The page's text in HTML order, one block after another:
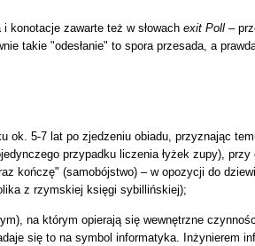
konotacje zawarte też w słowach exit Poll –
takie "odesłanie" to spora przesada, a
ok. 5-7 lat po zjedzeniu obiadu, przyznając
przypadku liczenia łyżek zupy),
kończę" (samobójstwo) – w opozycji do
z rzymskiej księgi sybillińskiej);
na którym opierają się wewnętrzne
się to na symbol informatyka. Inżynierem